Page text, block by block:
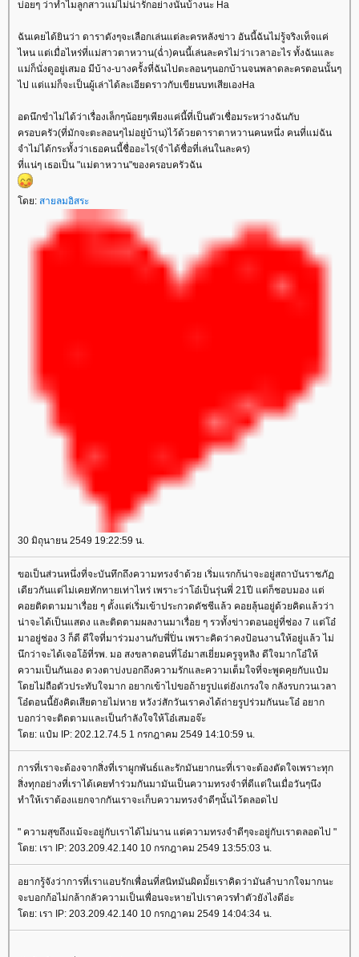
บ่อยๆ ว่าทำไมลูกสาวแม่ไม่น่ารักอย่างนั้นบ้างนะ Ha
ฉันเคยได้ยินว่า ดาราดังๆจะเลือกเล่นแต่ละครหลังข่าว อันนี้ฉันไม่รู้จริงเท็จแค่
ไหน แต่เมื่อไหร่ที่แม่สาวตาหวาน(ฉ่ำ)คนนี้เล่นละครไม่ว่าเวลาอะไร ทั้งฉันและ
แม่ก็นั่งดูอยู่เสมอ มีบ้าง-บางครั้งที่ฉันไปตะลอนๆนอกบ้านจนพลาดละครตอนนั้นๆ
ไป แต่แม่ก็จะเป็นผู้เล่าได้ละเอียดราวกับเขียนบทเสียเองHa
อดนึกขำไม่ได้ว่าเรื่องเล็กๆน้อยๆเพียงแค่นี้ที่เป็นตัวเชื่อมระหว่างฉันกับ
ครอบครัว(ที่มักจะตะลอนๆไม่อยู่บ้าน)ไว้ด้วยดาราตาหวานคนหนึ่ง คนที่แม่ฉัน
จำไม่ได้กระทั้งว่าเธอคนนี้ชื่ออะไร(จำได้ชื่อที่เล่นในละคร)
ที่แน่ๆ เธอเป็น "แม่ตาหวาน"ของครอบครัวฉัน
โดย: สายลมอิสระ
30 มิถุนายน 2549 19:22:59 น.
ขอเป็นส่วนหนึ่งที่จะบันทึกถึงความทรงจำด้วย เริ่มแรกก้น่าจะอยู่สถาบันราชภัฏ
เดียวกันแต่ไม่เคยทักทายเท่าไหร่ เพราะว่าโอ๋เป็นรุ่นพี่ 21ปี แต่ก็ชอบมอง แต่
คอยติดตามมาเรื่อย ๆ ตั้งแต่เริ่มเข้าประกวดดัชชีแล้ว คอยลุ้นอยู่ด้วยคิดแล้วว่า
น่าจะได้เป็นแสดง และติดตามผลงานมาเรื่อย ๆ รวทั้งข่าวตอนอยู่ที่ช่อง 7 แต่โอ๋
มาอยู่ช่อง 3 ก็ดี ดีใจที่มาร่วมงานกับพี่ปิ่น เพราะคิดว่าคงป้อนงานให้อยู่แล้ว ไม่
นึกว่าจะได้เจอโอ้ที่รพ. มอ สงขลาตอนที่โอ๋มาสเยี่ยมครูจูหลิง ดีใจมากโอ๋ให้
ความเป็นกันเอง ดวงตาบ่งบอกถึงความรักและความเต็มใจที่จะพูดคุยกับแป๋ม
โดยไม่ถือตัวประทับใจมาก อยากเข้าไปขอถ้ายรูปแต่ยังเกรงใจ กลังรบกวนเวลา
โอ๋ตอนนี้ยังคิดเสียดายไม่หาย หวังว่สักวันเราคงได้ถ่ายรูปร่วมกันนะโอ๋ อยาก
บอกว่าจะติดตามและเป็นกำลังใจให้โอ๋เสมอจ๊ะ
โดย: แป๋ม IP: 202.12.74.5 1 กรกฎาคม 2549 14:10:59 น.
การที่เราจะต้องจากสิ่งที่เราผูกพันธ์และรักมันยากนะที่เราจะต้องตัดใจเพราะทุก
สิ่งทุกอย่างที่เราได้เคยทำร่วมกันมามันเป็นความทรงจำที่ดีแต่ในเมื่อวันๆนึง
ทำให้เราต้องแยกจากกันเราจะเก็บความทรงจำดีๆนั้นไว้ตลอดไป
" ความสุขถึงแม้จะอยู่กับเราได้ไม่นาน แต่ความทรงจำดีๆจะอยู่กับเราตลอดไป "
โดย: เรา IP: 203.209.42.140 10 กรกฎาคม 2549 13:55:03 น.
อยากรู้จังว่าการที่เราแอบรักเพื่อนที่สนิทมันผิดมั้ยเราคิดว่ามันลำบากใจมากนะ
จะบอกก้อไม่กล้ากลัวความเป็นเพื่อนจะหายไปเราควรทำตัวยังไงดีอ่ะ
โดย: เรา IP: 203.209.42.140 10 กรกฎาคม 2549 14:04:34 น.